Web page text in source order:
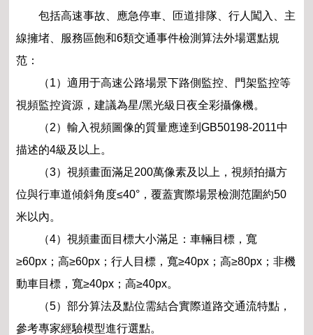
包括高速事故、應急停車、匝道排隊、行人闖入、主
線擁堵、服務區飽和6類交通事件檢測算法外場選點規
范：
（1）適用于高速公路場景下路側監控、門架監控等
視頻監控資源，建議為星/黑光級日夜全彩攝像機。
（2）輸入視頻圖像的質量應達到GB50198-2011中
描述的4級及以上。
（3）視頻畫面滿足200萬像素及以上，視頻拍攝方
位與行車道傾斜角度≤40°，覆蓋實際場景檢測范圍約50
米以內。
（4）視頻畫面目標大小滿足：車輛目標，寬
≥60px；高≥60px；行人目標，寬≥40px；高≥80px；非機
動車目標，寬≥40px；高≥40px。
（5）部分算法及點位需結合實際道路交通流特點，
參考專家經驗模型進行選點。